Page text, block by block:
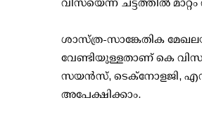
വിസയെന്ന് ചട്ടത്തില്‍
ശാസ്ത്ര-സാങ്കേതിക
വേണ്ടിയുള്ളതാണ് കെ
സയന്‍സ്, ടെക്നോളജി,
അപേക്ഷിക്കാം.